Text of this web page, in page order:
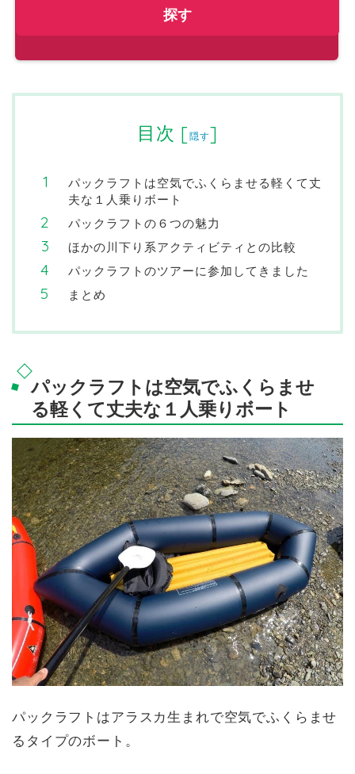
探す
目次 [隠す]
パックラフトは空気でふくらませる軽くて丈
夫な１人乗りボート
パックラフトの６つの魅力
ほかの川下り系アクティビティとの比較
パックラフトのツアーに参加してきました
まとめ
パックラフトは空気でふくらませ
る軽くて丈夫な１人乗りボート
パックラフトはアラスカ生まれで空気でふくらませ
るタイプのボート。